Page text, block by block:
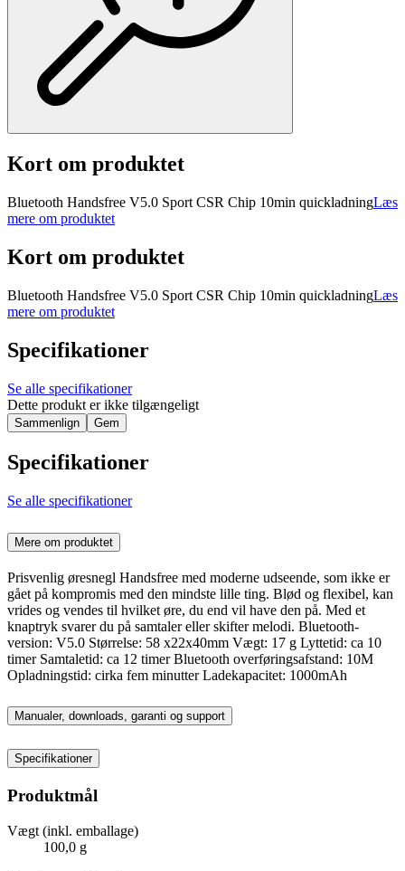
Kort om produktet
Bluetooth Handsfree V5.0 Sport CSR Chip 10min quickladningLæs
mere om produktet
Kort om produktet
Bluetooth Handsfree V5.0 Sport CSR Chip 10min quickladningLæs
mere om produktet
Specifikationer
Se alle specifikationer
Dette produkt er ikke tilgængeligt
Sammenlign Gem
Specifikationer
Se alle specifikationer
Mere om produktet
Prisvenlig øresnegl Handsfree med moderne udseende, som ikke er
gået på kompromis med den mindste lille ting. Blød og flexibel, kan
vrides og vendes til hvilket øre, du end vil have den på. Med et
knaptryk svarer du på samtaler eller skifter melodi. Bluetooth-
version: V5.0 Størrelse: 58 x22x40mm Vægt: 17 g Lyttetid: ca 10
timer Samtaletid: ca 12 timer Bluetooth overføringsafstand: 10M
Opladningstid: cirka fem minutter Ladekapacitet: 1000mAh
Manualer, downloads, garanti og support
Specifikationer
Produktmål
Vægt (inkl. emballage)
100,0 g